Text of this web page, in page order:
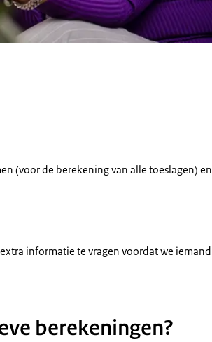
(voor de berekening van alle toeslagen) en
informatie te vragen voordat we iemand
berekeningen?